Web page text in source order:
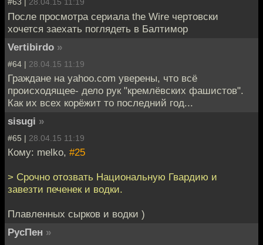
#63 | 28.04.15 11:19
После просмотра сериала the Wire чертовски
хочется заехать поглядеть в Балтимор
Vertibirdo »
#64 | 28.04.15 11:19
Граждане на yahoo.com уверены, что всё
происходящее- дело рук "кремлёвских фашистов".
Как их всех корёжит то последний год...
sisugi »
#65 | 28.04.15 11:19
Кому: melko, #25
> Срочно отозвать Национальную Гвардию и
завезти печенек и водки.
Плавленных сырков и водки )
РусПен »